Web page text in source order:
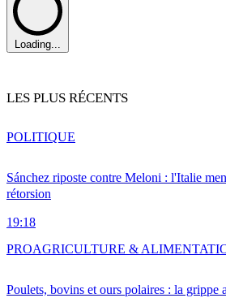
Loading...
LES PLUS RÉCENTS
Sánchez riposte contre Meloni : l'Italie
rétorsion
19:18
POLITIQUE
Poulets, bovins et ours polaires : la grippe
PROAGRICULTURE &